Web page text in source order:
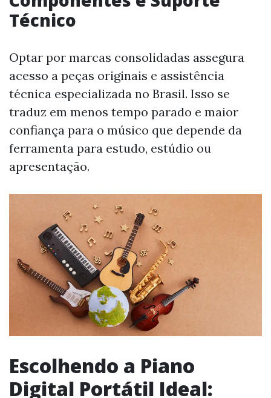
Técnico
Optar por marcas consolidadas assegura
acesso a peças originais e assistência
técnica especializada no Brasil. Isso se
traduz em menos tempo parado e maior
confiança para o músico que depende da
ferramenta para estudo, estúdio ou
apresentação.
Escolhendo a Piano
Digital Portátil Ideal: